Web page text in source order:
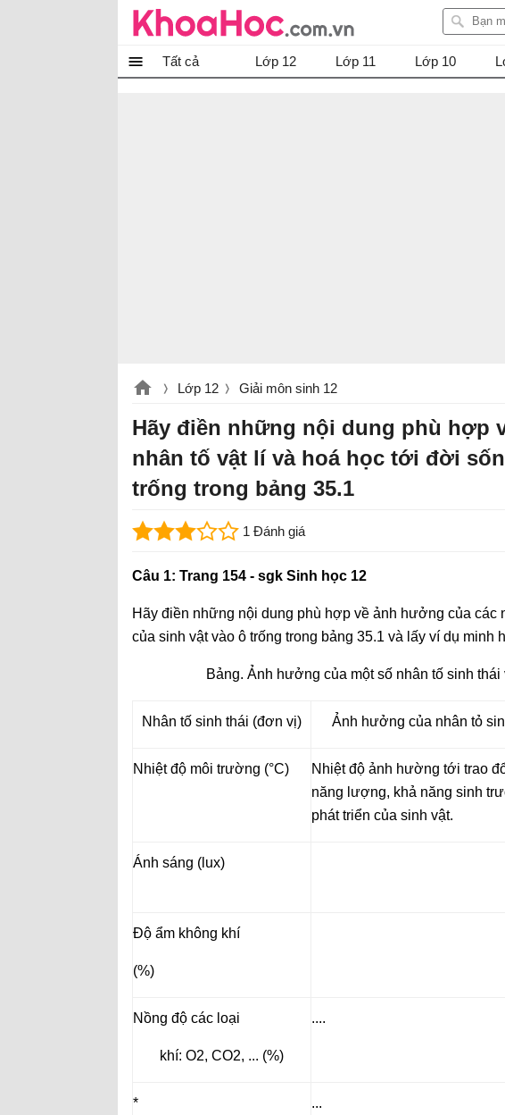
Tất cả Lớp 12 Lớp 11 Lớp 10
Lớp 12 Giải môn sinh 12
Hãy điền những nội dung phù hợp
nhân tố vật lí và hoá học tới đời
trống trong bảng 35.1
1 Đánh giá
Câu 1: Trang 154 - sgk Sinh học 12
Hãy điền những nội dung phù hợp về ảnh hưởng của các
của sinh vật vào ô trống trong bảng 35.1 và lấy ví dụ minh
Bảng. Ảnh hưởng của một số nhân tố sinh
Nhân tố sinh thái (đơn vị) Ảnh hưởng của nhân tỏ
Nhiệt độ môi trường (°C)
Nhiệt độ ảnh hường tới trao
năng lượng, khả năng sinh
phát triển của sinh vật.
Ánh sáng (lux)
Độ ẩm không khí
(%)
Nồng độ các loại
khí: O2, CO2, ... (%)
....
* ...